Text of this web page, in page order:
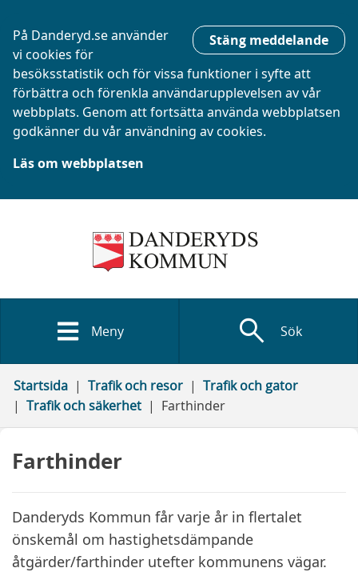
Stäng meddelande
På Danderyd.se använder
vi cookies för
besöksstatistik och för vissa funktioner i syfte att
förbättra och förenkla användarupplevelsen av vår
webbplats. Genom att fortsätta använda webbplatsen
godkänner du vår användning av cookies.
Läs om webbplatsen
Meny search Sök
Startsida Trafik och resor
Trafik och gator
Trafik och säkerhet
Farthinder
Farthinder
Danderyds Kommun får varje år in flertalet
önskemål om hastighetsdämpande
åtgärder/farthinder utefter kommunens vägar.